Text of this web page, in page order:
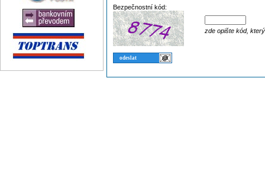
Bezpečnostní kód:
zde opište kód,